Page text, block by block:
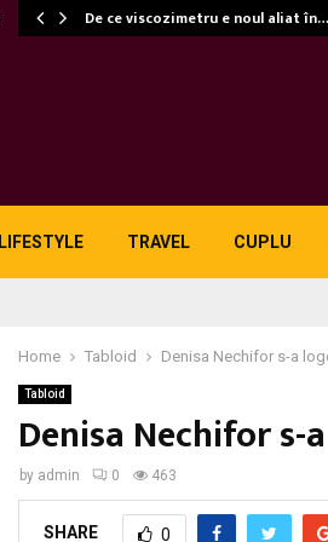
De ce viscozimetru e noul aliat în…
LIFESTYLE TRAVEL CUPLU
Home Tabloid Denisa Nechifor s-a
Tabloid
Denisa Nechifor s-
by admin 0 463
SHARE 0